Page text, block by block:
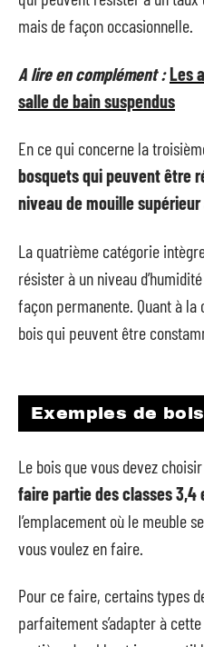
mais de façon occasionnelle.
A lire en complément :Les
salle de bain suspendus
En ce qui concerne la
bosquets qui peuvent être
niveau de mouille supérieur
La quatrième catégorie
résister à un niveau
façon permanente. Quant à
bois qui peuvent être
Exemples de
Le bois que vous devez
faire partie des classes 3,4
l’emplacement où le meuble
vous voulez en faire.
Pour ce faire, certains types
parfaitement s’adapter à